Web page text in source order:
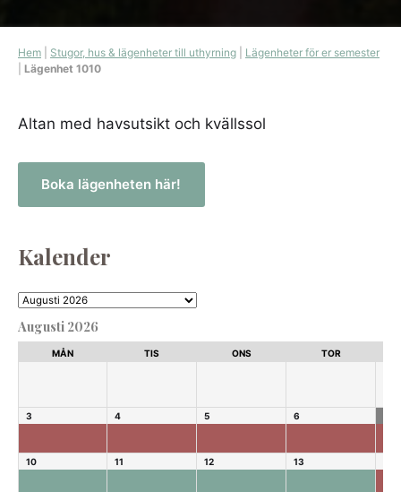
Hem Stugor, hus & lägenheter till uthyrning
Lägenheter för er semester
Lägenhet 1010
Altan med havsutsikt och kvällssol
Boka lägenheten här!
Kalender
Augusti 2026
MÅN TIS ONS TOR
3 4 5 6
10 11 12 13